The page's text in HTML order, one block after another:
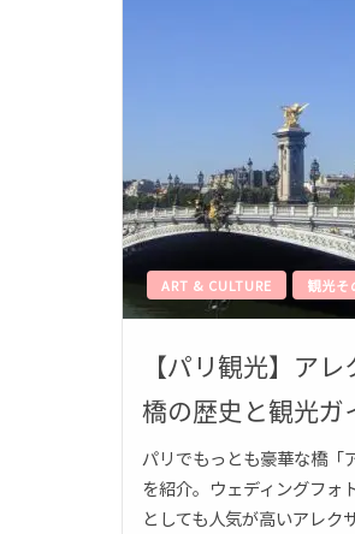
ART & CULTURE 観光そ
【パリ観光】ア
橋の歴史と観光ガ
パリでもっとも豪華な橋「
を紹介。ウェディングフォ
としても人気が高いアレク